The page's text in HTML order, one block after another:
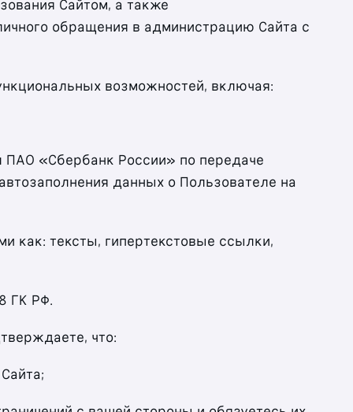
Сайтом, а также
обращения в администрацию Сайта с
возможностей, включая:
ПАО «Сбербанк России» по передаче
данных о Пользователе на
как: тексты, гипертекстовые ссылки,
ГК РФ.
что: